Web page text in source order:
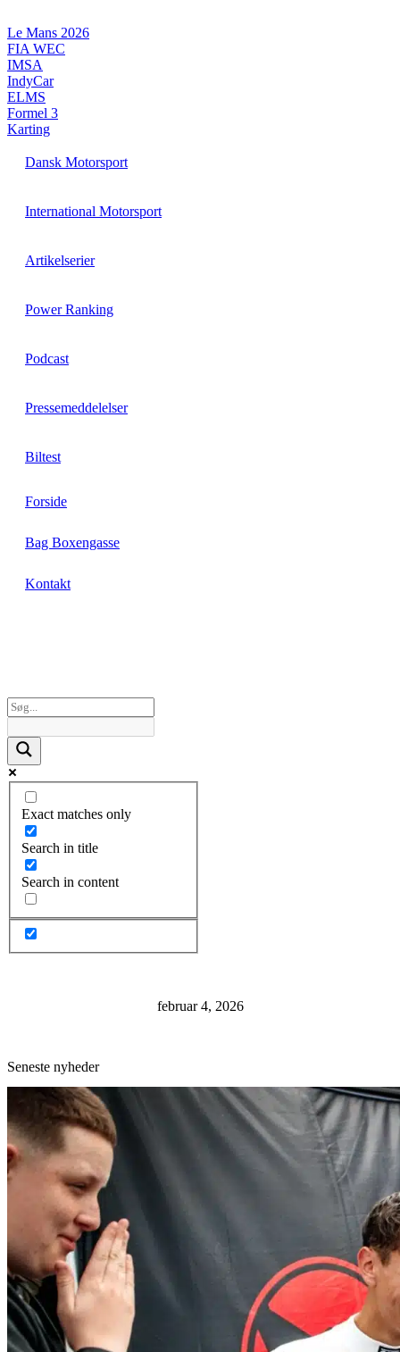
til
indhold
Le Mans 2026
FIA WEC
IMSA
IndyCar
ELMS
Formel 3
Karting
Dansk Motorsport
International Motorsport
Artikelserier
Power Ranking
Podcast
Pressemeddelelser
Biltest
Forside
Bag Boxengasse
Kontakt
Exact matches only
Search in title
Search in content
februar 4, 2026
Seneste nyheder